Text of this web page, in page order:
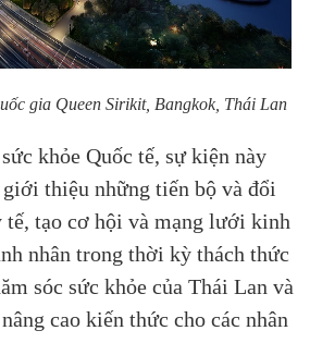
gia Queen Sirikit, Bangkok, Thái Lan
khỏe Quốc tế, sự kiện này
thiệu những tiến bộ và đổi
tế, tạo cơ hội và mạng lưới kinh
nhân trong thời kỳ thách thức
sóc sức khỏe của Thái Lan và
cao kiến ​​thức cho các nhân